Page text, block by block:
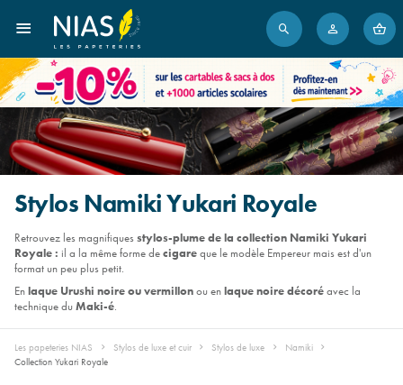
Stylos Namiki Yukari Royale
Retrouvez les magnifiquesstylos-plume de la collection Namiki Yukari
Royale : il a la même forme decigareque le modèle Empereur mais est d'un
format un peu plus petit.
Enlaque Urushi noire ou vermillonou enlaque noire décoréavec la
technique duMaki-é.
Les papeteries NIAS Stylos de luxe et cuir Stylos de luxe
Namiki
Collection Yukari Royale